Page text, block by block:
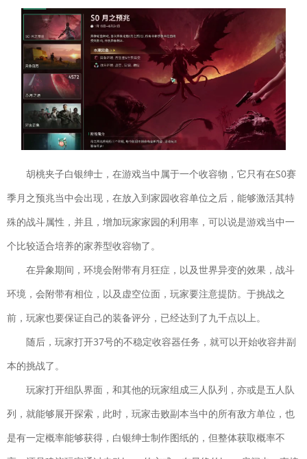
动作格斗| 252.0M
下载
奥特曼传奇英雄国际版
动作格斗| 750.4M
下载
幸福小农场赚钱版
益智休闲| 22MB
下载
剑凌苍穹破解版无限元
宝
神游记
仙侠网游| 5.8M
下载
开拓神秘岛安卓版
冒险解谜| 46.9MB
下载
光度奔跑
休闲益智| 40.47MB
仙
版
下载
胡桃夹子白银绅士，在游戏当中属于一个收容物，它只有在S0赛
季月之预兆当中会出现，在放入到家园收容单位之后，能够激活其特
殊的战斗属性，并且，增加玩家家园的利用率，可以说是游戏当中一
个比较适合培养的家养型收容物了。
在异象期间，环境会附带有月狂症，以及世界异变的效果，战斗
环境，会附带有相位，以及虚空位面，玩家要注意提防。于挑战之
前，玩家也要保证自己的装备评分，已经达到了九千点以上。
随后，玩家打开37号的不稳定收容器任务，就可以开始收容井副
本的挑战了。
玩家打开组队界面，和其他的玩家组成三人队列，亦或是五人队
列，就能够展开探索，此时，玩家击败副本当中的所有敌方单位，也
是有一定概率能够获得，白银绅士制作图纸的，但整体获取概率不